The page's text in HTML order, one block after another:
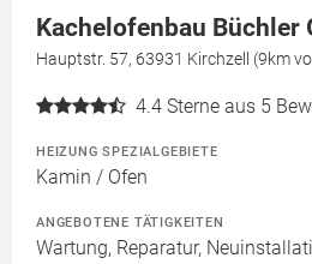
Kachelofenbau Büchler
Hauptstr. 57, 63931 Kirchzell (9km
4.4 Sterne aus 5
HEIZUNG SPEZIALGEBIETE
Kamin / Ofen
ANGEBOTENE TÄTIGKEITEN
Wartung, Reparatur,